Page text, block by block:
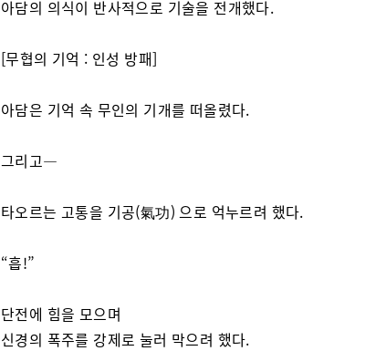
아담의 의식이 반사적으로 기술을 전개했다.
[무협의 기억 : 인성 방패]
아담은 기억 속 무인의 기개를 떠올렸다.
그리고—
타오르는 고통을 기공(氣功) 으로 억누르려 했다.
“흡!”
단전에 힘을 모으며
신경의 폭주를 강제로 눌러 막으려 했다.